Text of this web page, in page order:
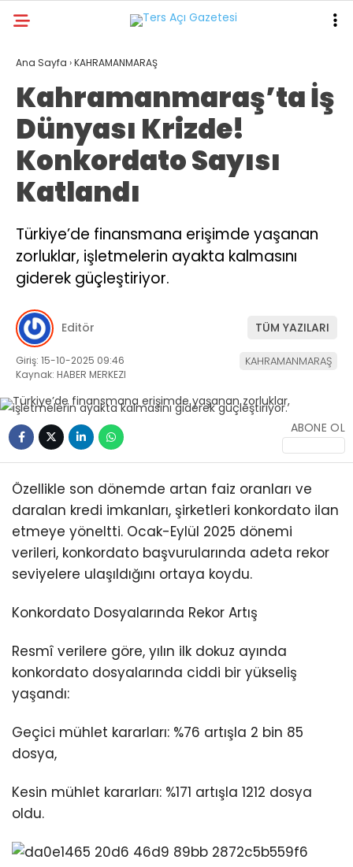
İhbar Hattı
Facebook
Instagram
GALERİ
GÜNDEM
ASAYİŞ
DÜNYA
KAHRAMANMARAŞ
SPOR
TEKNOLOJİ
DİĞER
Ana Sayfa ›KAHRAMANMARAŞ
Kahramanmaraş’ta İş
Dünyası Krizde!
Konkordato Sayısı
Katlandı
Türkiye’de finansmana erişimde yaşanan
zorluklar, işletmelerin ayakta kalmasını
giderek güçleştiriyor.
Editör TÜM YAZILARI
Giriş: 15-10-2025 09:46
Kaynak: HABER MERKEZI
KAHRAMANMARAŞ
ABONE OL
Özellikle son dönemde artan faiz oranları ve
daralan kredi imkanları, şirketleri konkordato ilan
etmeye yöneltti. Ocak-Eylül 2025 dönemi
verileri, konkordato başvurularında adeta rekor
seviyelere ulaşıldığını ortaya koydu.
Konkordato Dosyalarında Rekor Artış
Resmî verilere göre, yılın ilk dokuz ayında
konkordato dosyalarında ciddi bir yükseliş
yaşandı:
Geçici mühlet kararları: %76 artışla 2 bin 85
dosya,
Kesin mühlet kararları: %171 artışla 1212 dosya
oldu.